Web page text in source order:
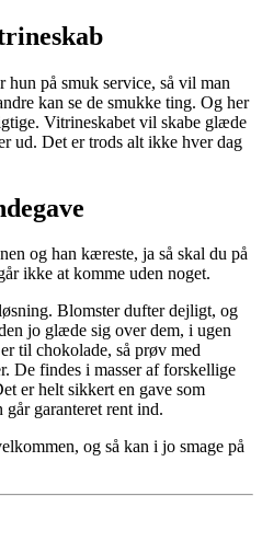
hun på smuk service, så vil man
kan se de smukke ting. Og her
Vitrineskabet vil skabe glæde
ud. Det er trods alt ikke hver dag
og han kæreste, ja så skal du på
ikke at komme uden noget.
Blomster dufter dejligt, og
jo glæde sig over dem, i ugen
til chokolade, så prøv med
De findes i masser af forskellige
er helt sikkert en gave som
garanteret rent ind.
og så kan i jo smage på